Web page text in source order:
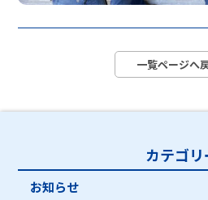
一覧ページ
カテゴリ
お知らせ